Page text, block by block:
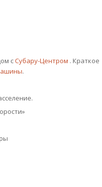
сСубару-Центром . Краткое
.